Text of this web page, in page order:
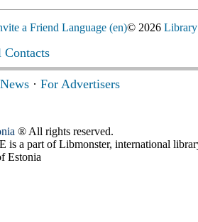
a Friend Language (en)© 2026
News · For Advertisers
® All rights reserved.
is a part of Libmonster, international
Estonia